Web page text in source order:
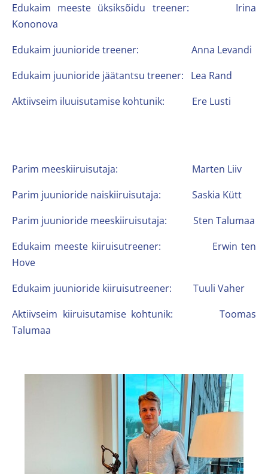
Edukaim meeste üksiksõidu treener: Irina
Kononova
Edukaim juunioride treener: Anna Levandi
Edukaim juunioride jäätantsu treener: Lea Rand
Aktiivseim iluuisutamise kohtunik: Ere Lusti
Parim meeskiiruisutaja: Marten Liiv
Parim juunioride naiskiiruisutaja: Saskia Kütt
Parim juunioride meeskiiruisutaja: Sten Talumaa
Edukaim meeste kiiruisutreener: Erwin ten
Hove
Edukaim juunioride kiiruisutreener: Tuuli Vaher
Aktiivseim kiiruisutamise kohtunik: Toomas
Talumaa